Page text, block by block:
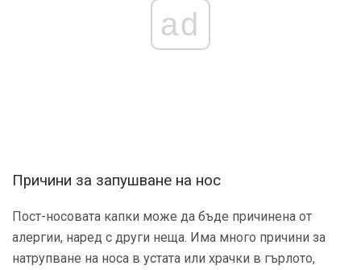
ad
Причини за запушване на нос
Пост-носовата капки може да бъде причинена от
алергии, наред с други неща. Има много причини за
натрупване на носа в устата или храчки в гърлото,